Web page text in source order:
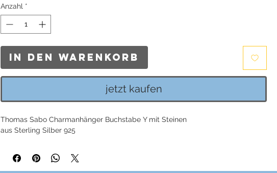
Anzahl *
In den Warenkorb
jetzt kaufen
Thomas Sabo Charmanhänger Buchstabe Y mit Steinen
aus Sterling Silber 925